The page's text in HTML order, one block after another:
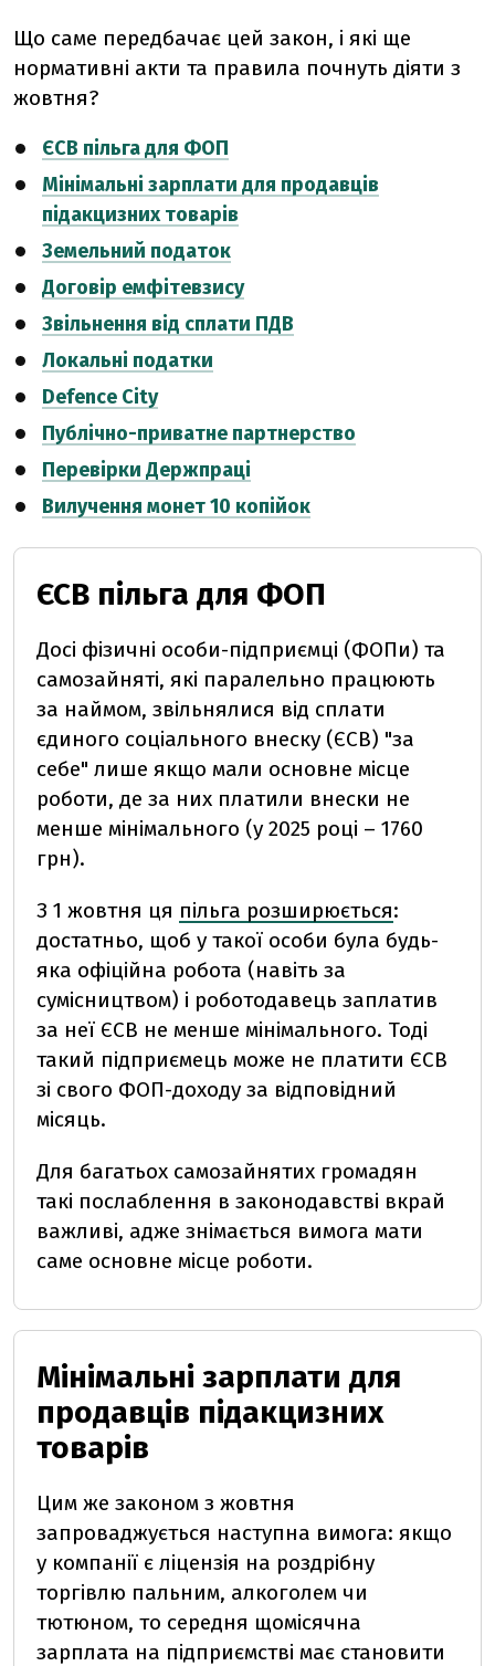
Що саме передбачає цей закон, і які ще
нормативні акти та правила почнуть діяти з
жовтня?
ЄСВ пільга для ФОП
Мінімальні зарплати для продавців
підакцизних товарів
Земельний податок
Договір емфітевзису
Звільнення від сплати ПДВ
Локальні податки
Defence City
Публічно-приватне партнерство
Перевірки Держпраці
Вилучення монет 10 копійок
ЄСВ пільга для ФОП
Досі фізичні особи-підприємці (ФОПи) та
самозайняті, які паралельно працюють
за наймом, звільнялися від сплати
єдиного соціального внеску (ЄСВ) "за
себе" лише якщо мали основне місце
роботи, де за них платили внески не
менше мінімального (у 2025 році – 1760
грн).
З 1 жовтня ця пільга розширюється:
достатньо, щоб у такої особи була будь-
яка офіційна робота (навіть за
сумісництвом) і роботодавець заплатив
за неї ЄСВ не менше мінімального. Тоді
такий підприємець може не платити ЄСВ
зі свого ФОП-доходу за відповідний
місяць.
Для багатьох самозайнятих громадян
такі послаблення в законодавстві вкрай
важливі, адже знімається вимога мати
саме основне місце роботи.
Мінімальні зарплати для
продавців підакцизних
товарів
Цим же законом з жовтня
запроваджується наступна вимога: якщо
у компанії є ліцензія на роздрібну
торгівлю пальним, алкоголем чи
тютюном, то середня щомісячна
зарплата на підприємстві має становити